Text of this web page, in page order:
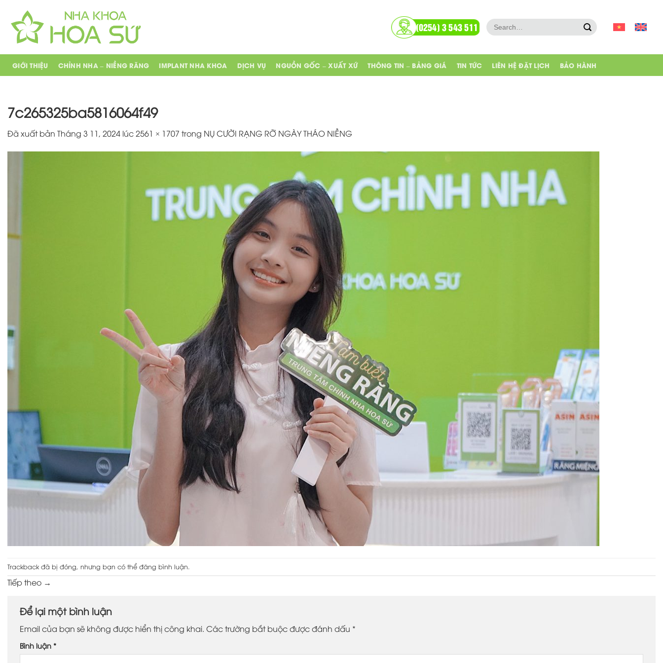
dung
(0254) 3 543 511
GIỚI THIỆU CHỈNH NHA – NIỀNG RĂNG IMPLANT NHA KHOA DỊCH VỤ NGUỒN GỐC – XUẤT XỨ THÔNG TIN – BẢNG GIÁ TIN TỨC LIÊN HỆ ĐẶT LỊCH BẢO HÀNH
7c265325ba5816064f49
Đã xuất bản Tháng 3 11, 2024 lúc2561 × 1707 trong NỤ CƯỜI RẠNG RỠ NGÀY THÁO NIỀNG
Trackback đã bị đóng, nhưng bạn có thể đăng bình luận.
Tiếp theo →
Để lại một bình luận
Email của bạn sẽ không được hiển thị công khai. Các trường bắt buộc được đánh dấu *
Bình luận *